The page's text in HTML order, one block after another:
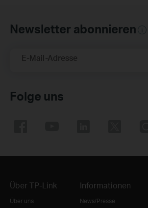
Newsletter abonnieren
E-Mail-Adresse
Folge uns
Über TP-Link
Über uns
Informationen
News/Presse